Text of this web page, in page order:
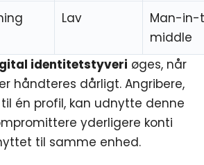
Lav
Man-
middle
identitetstyveri øges, når
håndteres dårligt. Angribere,
én profil, kan udnytte denne
yderligere konti
til samme enhed.